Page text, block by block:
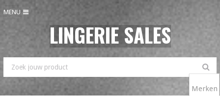
MENU
LINGERIE SALES
Merken